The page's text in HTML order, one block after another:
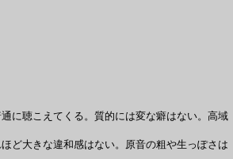
に聴こえてくる。質的には変な癖はない。高域
ど大きな違和感はない。原音の粗や生っぽさは